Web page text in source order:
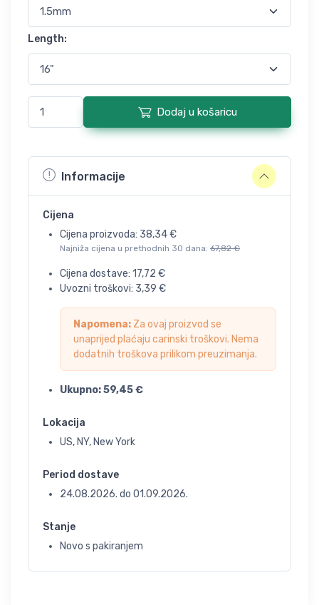
Length:
Dodaj u košaricu
Informacije
Cijena
Cijena proizvoda: 38,34€
Najniža cijena u prethodnih 30 dana: 67,82 €
Cijena dostave: 17,72 €
Uvozni troškovi: 3,39 €
Napomena: Za ovaj proizvod se
unaprijed plaćaju carinski troškovi. Nema
dodatnih troškova prilikom preuzimanja.
Ukupno:59,45€
Lokacija
US, NY, New York
Period dostave
24.08.2026. do 01.09.2026.
Stanje
Novo s pakiranjem